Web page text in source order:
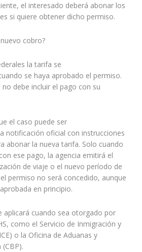
el interesado deberá abonar los
si quiere obtener dicho permiso.
cobro?
la tarifa se
se haya aprobado el permiso.
no debe incluir el pago con su
el caso puede ser
notificación oficial con instrucciones
abonar la nueva tarifa. Solo cuando
ese pago, la agencia emitirá el
de viaje o el nuevo período de
permiso no será concedido, aunque
en principio.
aplicará cuando sea otorgado por
como el Servicio de Inmigración y
o la Oficina de Aduanas y